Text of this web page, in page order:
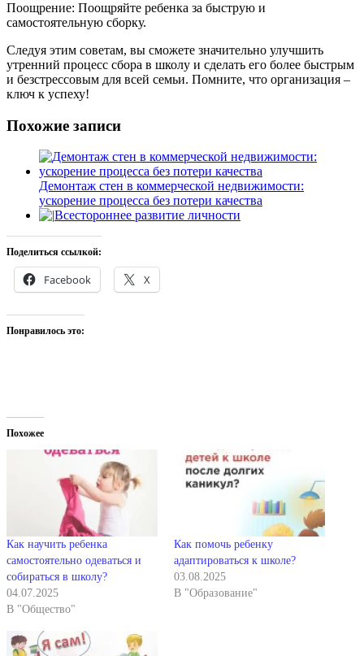
Поощрение: Поощряйте ребенка за быструю и
самостоятельную сборку.
Следуя этим советам, вы сможете значительно улучшить
утренний процесс сбора в школу и сделать его более быстрым
и безстрессовым для всей семьи. Помните, что организация –
ключ к успеху!
Похожие записи
Демонтаж стен в коммерческой недвижимости:
ускорение процесса без потери качества
Всестороннее развитие личности
Поделиться ссылкой:
Facebook X
Понравилось это:
Похожее
Как научить ребенка
самостоятельно одеваться и
собираться в школу?
04.07.2025
В "Общество"
Как помочь ребенку
адаптироваться к школе?
03.08.2025
В "Образование"